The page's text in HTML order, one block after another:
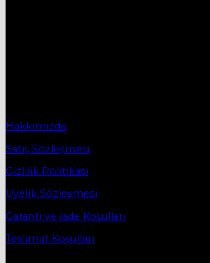
Hakkımızda
Satış Sözleşmesi
Gizlilik Politikası
Üyelik Sözleşmesi
Garanti ve İade Koşulları
Teslimat Koşulları